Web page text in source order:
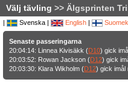
Välj tävling >> Älgsprinten
| Svenska | English |
Senaste passeringarna
20:04:14: Linnea Kivisäkk (D10) gick
20:03:52: Rowan Jackson (D12) gick
20:03:30: Klara Wikholm (D12) gick imål